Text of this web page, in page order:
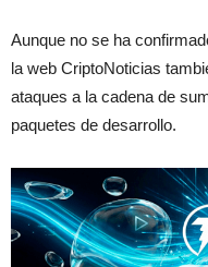
Aunque no se ha
la web CriptoNoticias
ataques a la cadena de
paquetes de desarrollo.